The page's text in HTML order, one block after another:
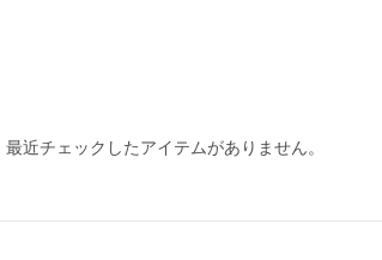
最近チェックしたアイテムがありません。